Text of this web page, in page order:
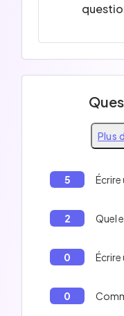
Plus
5
2
0
0